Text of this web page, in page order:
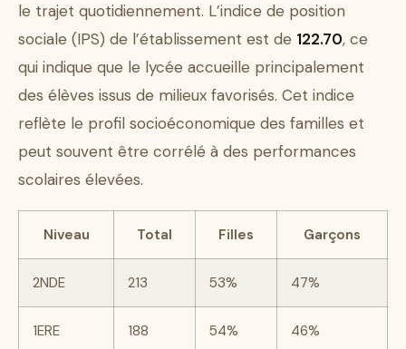
le trajet quotidiennement. L’indice de position
sociale (IPS) de l’établissement est de 122.70, ce
qui indique que le lycée accueille principalement
des élèves issus de milieux favorisés. Cet indice
reflète le profil socioéconomique des familles et
peut souvent être corrélé à des performances
scolaires élevées.
Niveau Total Filles Garçons
2NDE 213 53% 47%
1ERE 188 54% 46%